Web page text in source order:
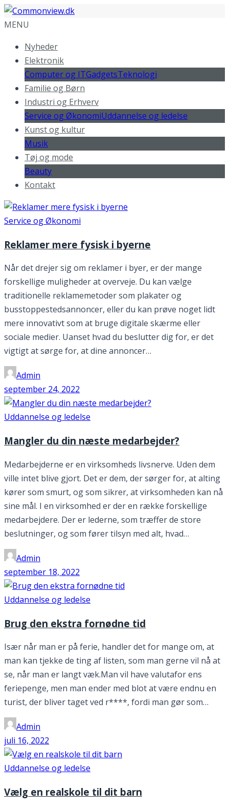
MENU
Nyheder
Elektronik
Computer og ITGadgetsTeknologi
Familie og Børn
Industri og Erhverv
Service og ØkonomiUddannelse og ledelse
Kunst og kultur
Musik
Tøj og mode
Beauty
Kontakt
Service og Økonomi
Reklamer mere fysisk i byerne
Når det drejer sig om reklamer i byer, er der mange
forskellige muligheder at overveje. Du kan vælge
traditionelle reklamemetoder som plakater og
busstoppestedsannoncer, eller du kan prøve noget lidt
mere innovativt som at bruge digitale skærme eller
sociale medier. Uanset hvad du beslutter dig for, er det
vigtigt at sørge for, at dine annoncer…
Admin
september 24, 2022
Uddannelse og ledelse
Mangler du din næste medarbejder?
Medarbejderne er en virksomheds livsnerve. Uden dem
ville intet blive gjort. Det er dem, der sørger for, at alting
kører som smurt, og som sikrer, at virksomheden kan nå
sine mål. I en virksomhed er der en række forskellige
medarbejdere. Der er lederne, som træffer de store
beslutninger, og som fører tilsyn med alt, hvad…
Admin
september 18, 2022
Uddannelse og ledelse
Brug den ekstra fornødne tid
Især når man er på ferie, handler det for mange om, at
man kan tjekke de ting af listen, som man gerne vil nå at
se, når man er langt væk.Man vil have valutafor ens
feriepenge, men man ender med blot at være endnu en
turist, der bliver taget ved r****, fordi man gør som…
Admin
juli 16, 2022
Uddannelse og ledelse
Vælg en realskole til dit barn